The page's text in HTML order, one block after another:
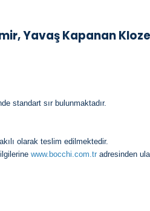
Yavaş Kapanan
standart sır bulunmaktadır.
olarak teslim edilmektedir.
www.bocchi.com.tr adresinden